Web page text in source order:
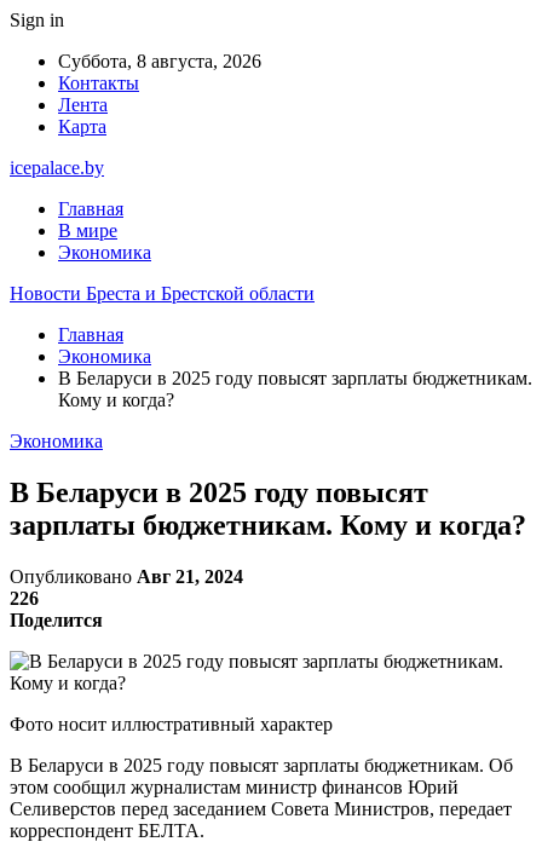
Sign in
Суббота, 8 августа, 2026
Контакты
Лента
Карта
icepalace.by
Главная
В мире
Экономика
Новости Бреста и Брестской области
Главная
Экономика
В Беларуси в 2025 году повысят зарплаты бюджетникам.
Кому и когда?
Экономика
В Беларуси в 2025 году повысят
зарплаты бюджетникам. Кому и когда?
Опубликовано Авг 21, 2024
226
Поделится
Фото носит иллюстративный характер
В Беларуси в 2025 году повысят зарплаты бюджетникам. Об
этом сообщил журналистам министр финансов Юрий
Селиверстов перед заседанием Совета Министров, передает
корреспондент БЕЛТА.